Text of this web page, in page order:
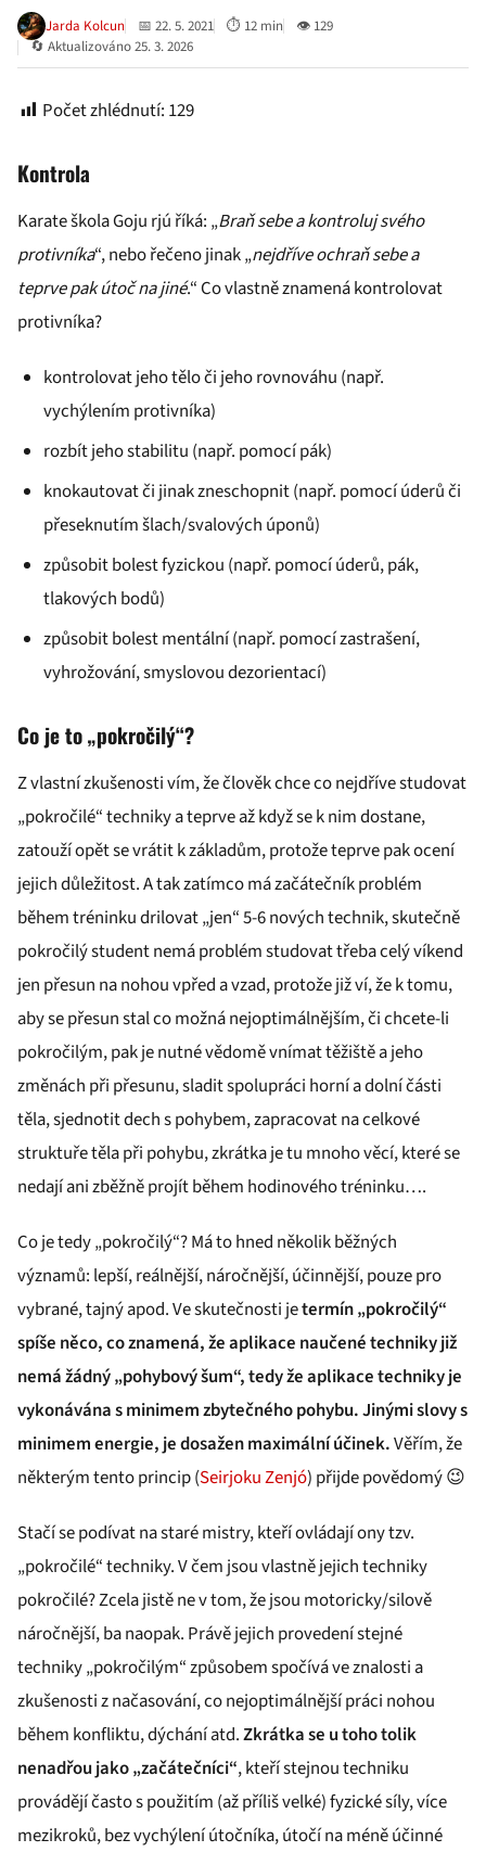
Jarda Kolcun 📅 22. 5. 2021 ⏱ 12 min
👁 129
🔄 Aktualizováno 25. 3. 2026
Počet zhlédnutí: 129
Kontrola
Karate škola Goju rjú říká: „Braň sebe a kontroluj svého
protivníka“, nebo řečeno jinak „nejdříve ochraň sebe a
teprve pak útoč na jiné.“ Co vlastně znamená kontrolovat
protivníka?
kontrolovat jeho tělo či jeho rovnováhu (např.
vychýlením protivníka)
rozbít jeho stabilitu (např. pomocí pák)
knokautovat či jinak zneschopnit (např. pomocí úderů či
přeseknutím šlach/svalových úponů)
způsobit bolest fyzickou (např. pomocí úderů, pák,
tlakových bodů)
způsobit bolest mentální (např. pomocí zastrašení,
vyhrožování, smyslovou dezorientací)
Co je to „pokročilý“?
Z vlastní zkušenosti vím, že člověk chce co nejdříve studovat
„pokročilé“ techniky a teprve až když se k nim dostane,
zatouží opět se vrátit k základům, protože teprve pak ocení
jejich důležitost. A tak zatímco má začátečník problém
během tréninku drilovat „jen“ 5-6 nových technik, skutečně
pokročilý student nemá problém studovat třeba celý víkend
jen přesun na nohou vpřed a vzad, protože již ví, že k tomu,
aby se přesun stal co možná nejoptimálnějším, či chcete-li
pokročilým, pak je nutné vědomě vnímat těžiště a jeho
změnách při přesunu, sladit spolupráci horní a dolní části
těla, sjednotit dech s pohybem, zapracovat na celkové
struktuře těla při pohybu, zkrátka je tu mnoho věcí, které se
nedají ani zběžně projít během hodinového tréninku….
Co je tedy „pokročilý“? Má to hned několik běžných
významů: lepší, reálnější, náročnější, účinnější, pouze pro
vybrané, tajný apod. Ve skutečnosti jetermín „pokročilý“
spíše něco, co znamená, že aplikace naučené techniky již
nemá žádný „pohybový šum“, tedy že aplikace techniky je
vykonávána s minimem zbytečného pohybu. Jinými slovy s
minimem energie, je dosažen maximální účinek.Věřím, že
některým tento princip (Seirjoku Zenjó) přijde povědomý 😉
Stačí se podívat na staré mistry, kteří ovládají ony tzv.
„pokročilé“ techniky. V čem jsou vlastně jejich techniky
pokročilé? Zcela jistě ne v tom, že jsou motoricky/silově
náročnější, ba naopak. Právě jejich provedení stejné
techniky „pokročilým“ způsobem spočívá ve znalosti a
zkušenosti z načasování, co nejoptimálnější práci nohou
během konfliktu, dýchání atd.Zkrátka se u toho tolik
nenadřou jako „začátečníci“, kteří stejnou techniku
provádějí často s použitím (až příliš velké) fyzické síly, více
mezikroků, bez vychýlení útočníka, útočí na méně účinné